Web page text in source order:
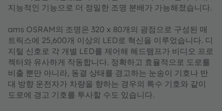
지능적인 기능으로 더 정밀한 조명 분배가 가능해졌습니다.
ams OSRAM의 조명은 320 x 80개의 광점으로 구성된 매
트릭스에 25,600개 이상의 LED로 혁신을 이루었습니다. 디
지털 신호로 각 개별 LED를 제어해 헤드램프가 비디오 프로
젝터와 유사하게 작동합니다. 정확하고 효율적으로 도로를
비출 뿐만 아니라, 동결 상태를 경고하는 눈송이 기호나 반
대 방향 운전자가 차량을 향하는 경우의 특수 기호와 같이
도로에 경고 기호를 투사할 수도 있습니다.